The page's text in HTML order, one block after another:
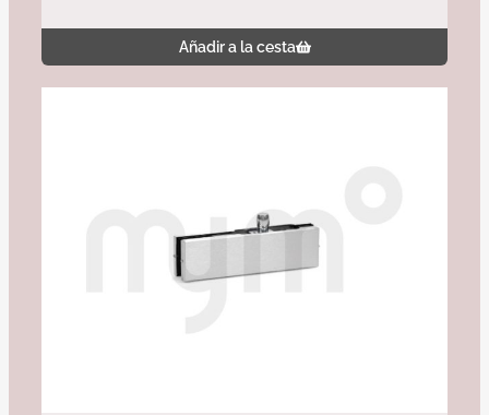
Añadir a la cesta